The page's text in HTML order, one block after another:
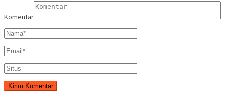
Komentar